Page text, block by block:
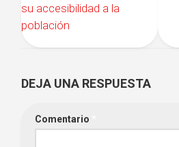
su accesibilidad a la
población
DEJA UNA RESPUESTA
Comentario